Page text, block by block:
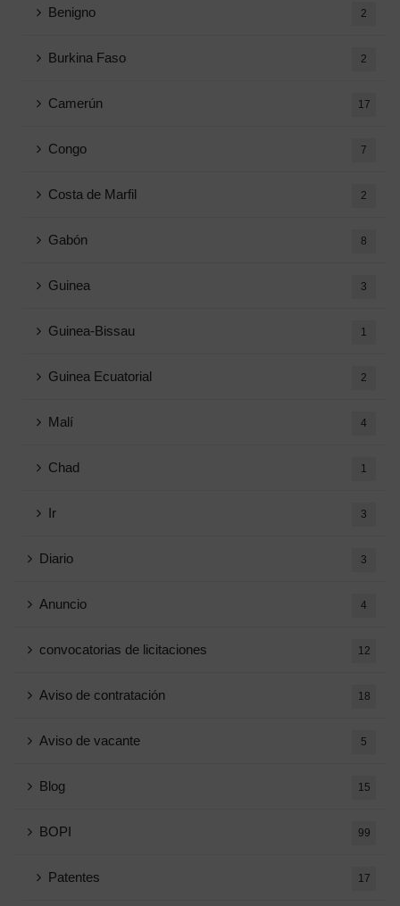
Benigno 2
Burkina Faso 2
Camerún 17
Congo 7
Costa de Marfil 2
Gabón 8
Guinea 3
Guinea-Bissau 1
Guinea Ecuatorial 2
Malí 4
Chad 1
Ir 3
Diario 3
Anuncio 4
convocatorias de licitaciones 12
Aviso de contratación 18
Aviso de vacante 5
Blog 15
BOPI 99
Patentes 17